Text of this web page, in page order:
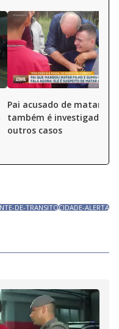
Pai acusado de matar o
também é investigado
outros casos
DE-TRANSITOCIDADE-ALERTA